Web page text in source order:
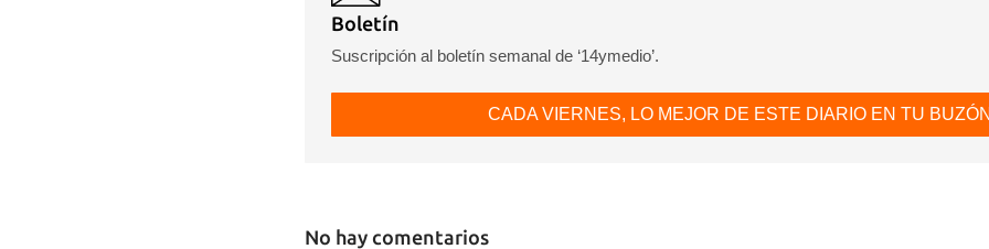
Boletín
Suscripción al boletín semanal de ‘14ymedio’.
CADA VIERNES, LO MEJOR DE ESTE DIARIO EN TU
No hay comentarios